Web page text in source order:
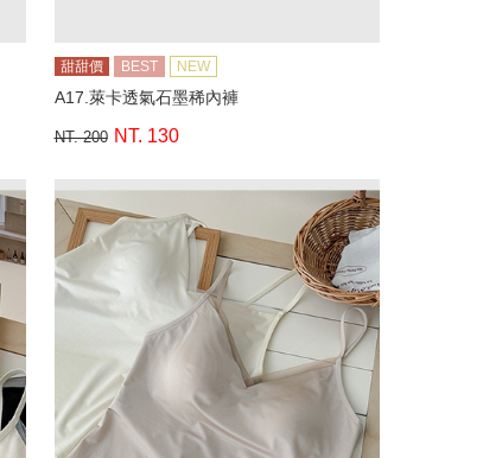
甜甜價 BEST NEW
A17.萊卡透氣石墨稀內褲
NT. 200 NT. 130